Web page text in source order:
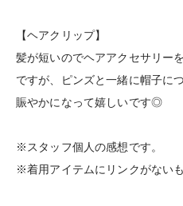
【ヘアクリップ】
髪が短いのでヘアアクセサリー
ですが、ピンズと一緒に帽子に
賑やかになって嬉しいです◎
※スタッフ個人の感想です。
※着用アイテムにリンクがない